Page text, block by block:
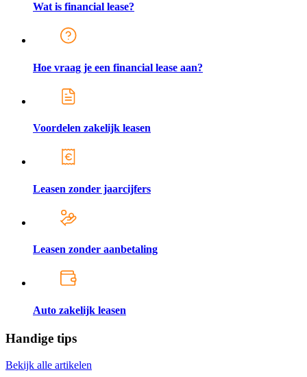
Wat is financial lease?
Hoe vraag je een financial lease aan?
Voordelen zakelijk leasen
Leasen zonder jaarcijfers
Leasen zonder aanbetaling
Auto zakelijk leasen
Handige tips
Bekijk alle artikelen